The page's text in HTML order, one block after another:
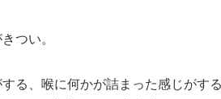
つい。
る、喉に何かが詰まった感じがする